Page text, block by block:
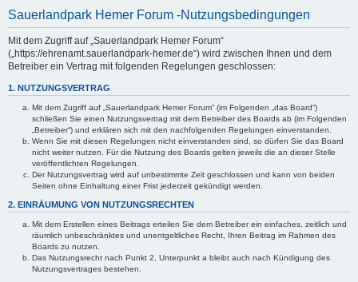
Sauerlandpark Hemer Forum -Nutzungsbedingungen
Mit dem Zugriff auf „Sauerlandpark Hemer Forum“
(„https://ehrenamt.sauerlandpark-hemer.de“) wird zwischen Ihnen und dem
Betreiber ein Vertrag mit folgenden Regelungen geschlossen:
1. NUTZUNGSVERTRAG
Mit dem Zugriff auf „Sauerlandpark Hemer Forum“ (im Folgenden „das Board“)
schließen Sie einen Nutzungsvertrag mit dem Betreiber des Boards ab (im Folgenden
„Betreiber“) und erklären sich mit den nachfolgenden Regelungen einverstanden.
Wenn Sie mit diesen Regelungen nicht einverstanden sind, so dürfen Sie das Board
nicht weiter nutzen. Für die Nutzung des Boards gelten jeweils die an dieser Stelle
veröffentlichten Regelungen.
Der Nutzungsvertrag wird auf unbestimmte Zeit geschlossen und kann von beiden
Seiten ohne Einhaltung einer Frist jederzeit gekündigt werden.
2. EINRÄUMUNG VON NUTZUNGSRECHTEN
Mit dem Erstellen eines Beitrags erteilen Sie dem Betreiber ein einfaches, zeitlich und
räumlich unbeschränktes und unentgeltliches Recht, Ihren Beitrag im Rahmen des
Boards zu nutzen.
Das Nutzungsrecht nach Punkt 2, Unterpunkt a bleibt auch nach Kündigung des
Nutzungsvertrages bestehen.